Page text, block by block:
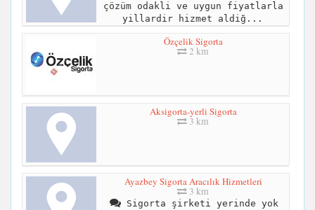
çözüm odakli ve uygun fiyatlarla
yillardir hizmet aldiğ...
Özçelik Sigorta
2 km
Aksigorta-yerli Sigorta
3 km
Ayazbey Sigorta Aracılık Hizmetleri
3 km
Sigorta şirketi yerinde yok